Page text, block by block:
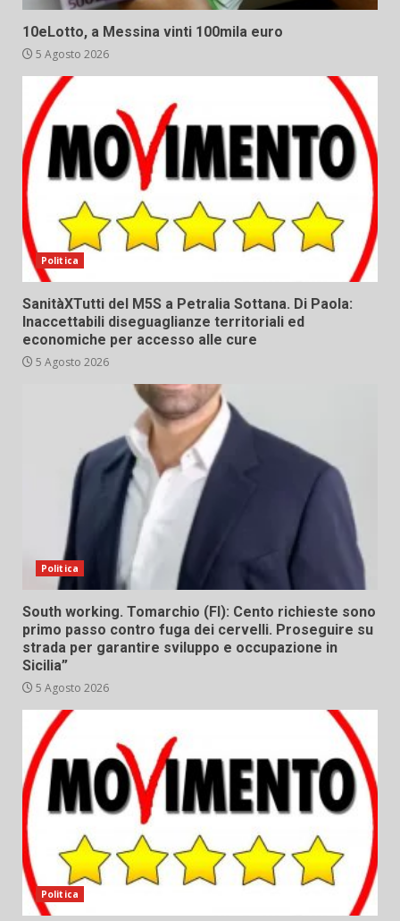
10eLotto, a Messina vinti 100mila euro
5 Agosto 2026
Politica
SanitàXTutti del M5S a Petralia Sottana. Di Paola:
Inaccettabili diseguaglianze territoriali ed
economiche per accesso alle cure
5 Agosto 2026
Politica
South working. Tomarchio (FI): Cento richieste sono
primo passo contro fuga dei cervelli. Proseguire su
strada per garantire sviluppo e occupazione in
Sicilia”
5 Agosto 2026
Politica